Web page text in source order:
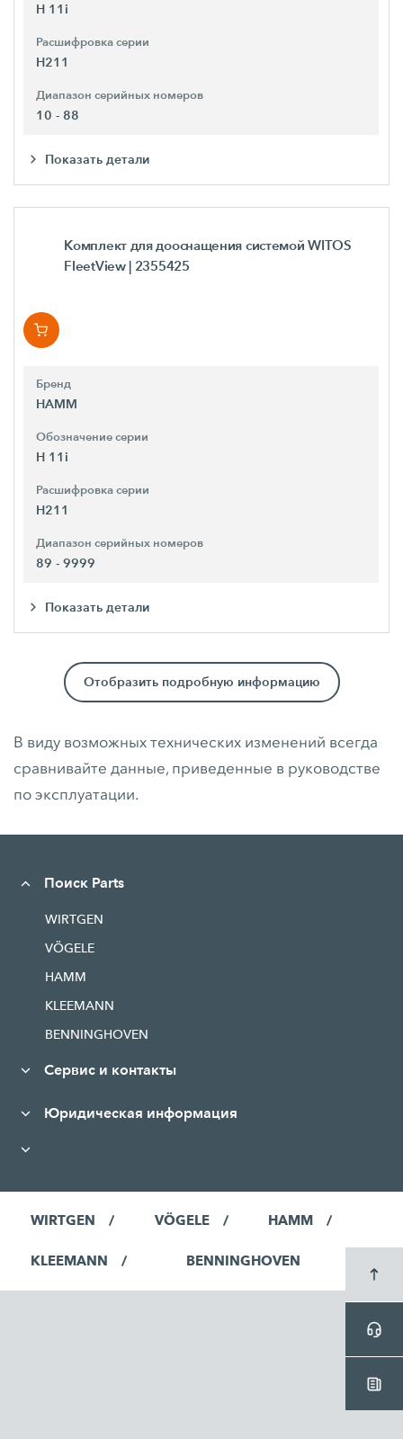
H 11i
Расшифровка серии
H211
Диапазон серийных номеров
10 - 88
Показать детали
Комплект для дооснащения системой WITOS
FleetView | 2355425
Бренд
HAMM
Обозначение серии
H 11i
Расшифровка серии
H211
Диапазон серийных номеров
89 - 9999
Показать детали
Отобразить подробную информацию
В виду возможных технических изменений всегда
сравнивайте данные, приведенные в руководстве
по эксплуатации.
Поиск Parts
WIRTGEN
VÖGELE
HAMM
KLEEMANN
BENNINGHOVEN
Сервис и контакты
Юридическая информация
WIRTGEN VÖGELE HAMM
KLEEMANN BENNINGHOVEN